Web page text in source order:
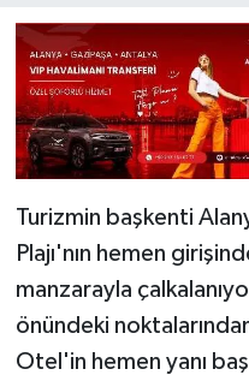
Turizmin başkenti
Plajı'nın hemen
manzarayla
önündeki
Otel'in hemen yanı